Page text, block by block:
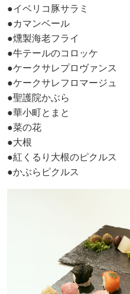
●イベリコ豚サラミ
●カマンベール
●燻製海老フライ
●牛テールのコロッケ
●ケークサレプロヴァンス
●ケークサレフロマージュ
●聖護院かぶら
●華小町とまと
●菜の花
●大根
●紅くるり大根のピクルス
●かぶらピクルス